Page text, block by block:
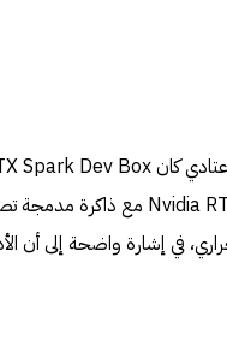
في إشارة واضحة إلى أن